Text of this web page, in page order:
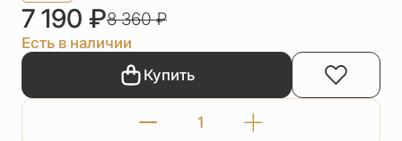
7 190 ₽8 360₽
Есть в наличии
Купить
Количество